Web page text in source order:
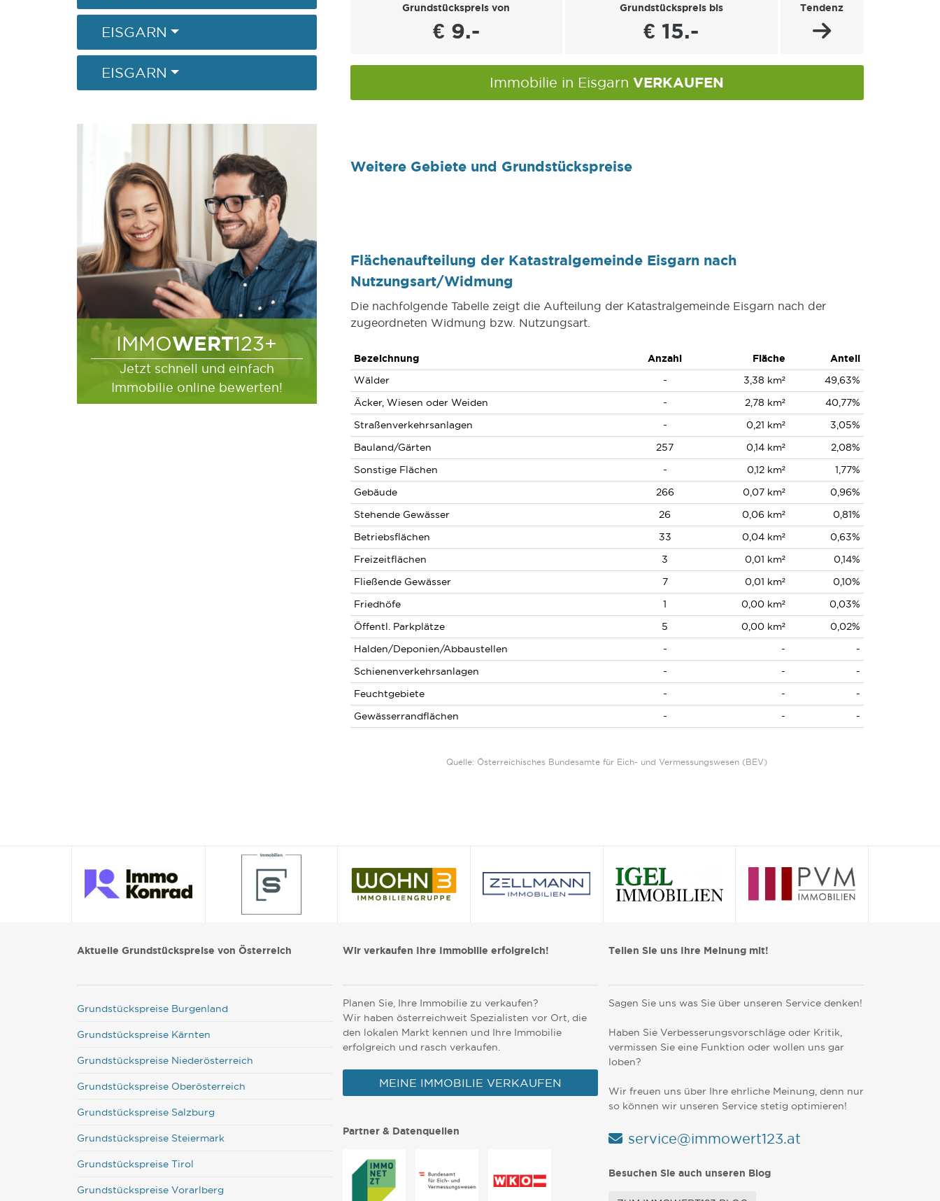
EISGARN
EISGARN
IMMOWERT123+
Jetzt schnell und einfach
Immobilie online bewerten!
Grundstückspreis von
€ 9.-
Grundstückspreis bis
€ 15.-
Tendenz
Immobilie in Eisgarn VERKAUFEN
Weitere Gebiete und Grundstückspreise
Flächenaufteilung der Katastralgemeinde Eisgarn nach
Nutzungsart/Widmung
Die nachfolgende Tabelle zeigt die Aufteilung der Katastralgemeinde Eisgarn nach der
zugeordneten Widmung bzw. Nutzungsart.
Bezeichnung Anzahl Fläche
Anteil
Wälder
- 3,38 km²
49,63%
Äcker, Wiesen oder Weiden
- 2,78 km²
40,77%
Straßenverkehrsanlagen
- 0,21 km²
3,05%
Bauland/Gärten
257 0,14 km²
2,08%
Sonstige Flächen
- 0,12 km²
1,77%
Gebäude
266 0,07 km²
0,96%
Stehende Gewässer
26 0,06 km²
0,81%
Betriebsflächen
33 0,04 km²
0,63%
Freizeitflächen
3 0,01 km²
0,14%
Fließende Gewässer
7 0,01 km²
0,10%
Friedhöfe
1 0,00 km²
0,03%
Öffentl. Parkplätze
5 0,00 km²
0,02%
Halden/Deponien/Abbaustellen
- -
-
Schienenverkehrsanlagen
- -
-
Feuchtgebiete
- -
-
Gewässerrandflächen
- - -
Quelle: Österreichisches Bundesamte für Eich- und Vermessungswesen (BEV)
Aktuelle Grundstückspreise von Österreich
Grundstückspreise Burgenland
Grundstückspreise Kärnten
Grundstückspreise Niederösterreich
Grundstückspreise Oberösterreich
Grundstückspreise Salzburg
Grundstückspreise Steiermark
Grundstückspreise Tirol
Grundstückspreise Vorarlberg
Wir verkaufen Ihre Immobilie erfolgreich!
Planen Sie, Ihre Immobilie zu verkaufen?
Wir haben österreichweit Spezialisten vor Ort, die
den lokalen Markt kennen und Ihre Immobilie
erfolgreich und rasch verkaufen.
MEINE IMMOBILIE VERKAUFEN
Partner & Datenquellen
Teilen Sie uns Ihre Meinung mit!
Sagen Sie uns was Sie über unseren Service denken!
Haben Sie Verbesserungsvorschläge oder Kritik,
vermissen Sie eine Funktion oder wollen uns gar
loben?
Wir freuen uns über Ihre ehrliche Meinung, denn nur
so können wir unseren Service stetig optimieren!
service@immowert123.at
Besuchen Sie auch unseren Blog